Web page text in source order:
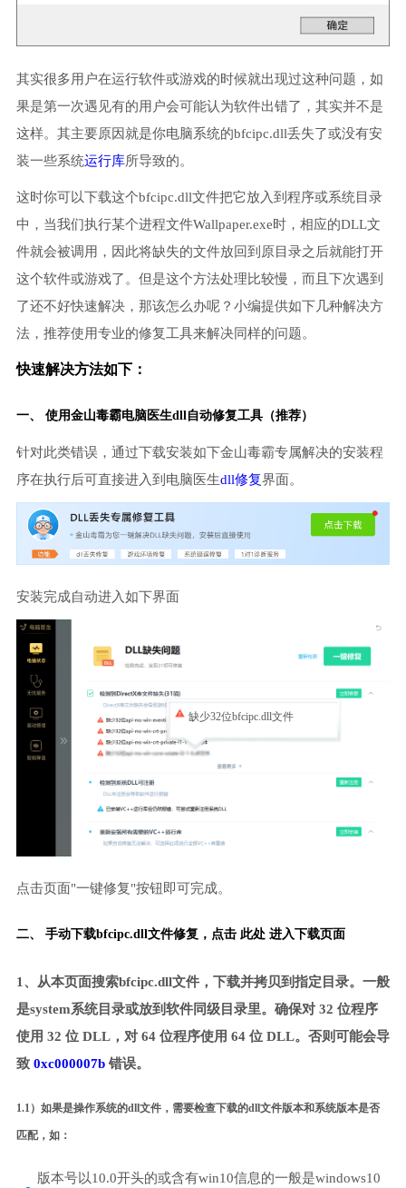
其实很多用户在运行软件或游戏的时候就出现过这种问题，如
果是第一次遇见有的用户会可能认为软件出错了，其实并不是
这样。其主要原因就是你电脑系统的bfcipc.dll丢失了或没有安
装一些系统运行库所导致的。
这时你可以下载这个bfcipc.dll文件把它放入到程序或系统目录
中，当我们执行某个进程文件Wallpaper.exe时，相应的DLL文
件就会被调用，因此将缺失的文件放回到原目录之后就能打开
这个软件或游戏了。但是这个方法处理比较慢，而且下次遇到
了还不好快速解决，那该怎么办呢？小编提供如下几种解决方
法，推荐使用专业的修复工具来解决同样的问题。
快速解决方法如下：
一、 使用金山毒霸电脑医生dll自动修复工具（推荐）
针对此类错误，通过下载安装如下金山毒霸专属解决的安装程
序在执行后可直接进入到电脑医生dll修复界面。
安装完成自动进入如下界面
缺少32位bfcipc.dll文件
点击页面"一键修复"按钮即可完成。
二、 手动下载bfcipc.dll文件修复， 点击 此处 进入下载页面
1、从本页面搜索bfcipc.dll文件，下载并拷贝到指定目录。一般
是system系统目录或放到软件同级目录里。确保对 32 位程序
使用 32 位 DLL，对 64 位程序使用 64 位 DLL。否则可能会导
致 0xc000007b错误。
1.1）如果是操作系统的dll文件，需要检查下载的dll文件版本和系统版本是否
匹配，如：
版本号以10.0开头的或含有win10信息的一般是windows10